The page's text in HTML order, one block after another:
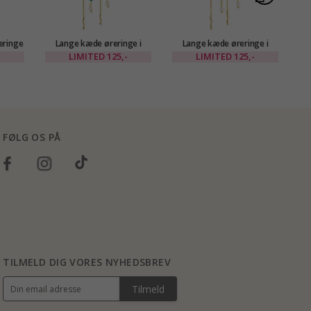
Lange kæde øreringe i
forgyldt messing - Eliné
LIMITED 125,-
Lange kæde øreringe i
forgyldt messing - Eliné
LIMITED 125,-
FØLG OS PÅ
TILMELD DIG VORES NYHEDSBREV
Tilmeld